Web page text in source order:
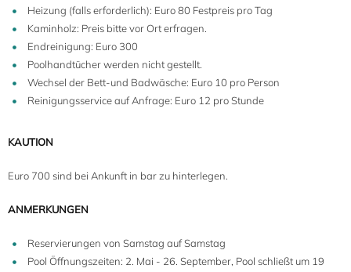
Heizung (falls erforderlich): Euro 80 Festpreis pro Tag
Kaminholz: Preis bitte vor Ort erfragen.
Endreinigung: Euro 300
Poolhandtücher werden nicht gestellt.
Wechsel der Bett-und Badwäsche: Euro 10 pro Person
Reinigungsservice auf Anfrage: Euro 12 pro Stunde
KAUTION
Euro 700 sind bei Ankunft in bar zu hinterlegen.
ANMERKUNGEN
Reservierungen von Samstag auf Samstag
Pool Öffnungszeiten: 2. Mai - 26. September, Pool schließt um 19